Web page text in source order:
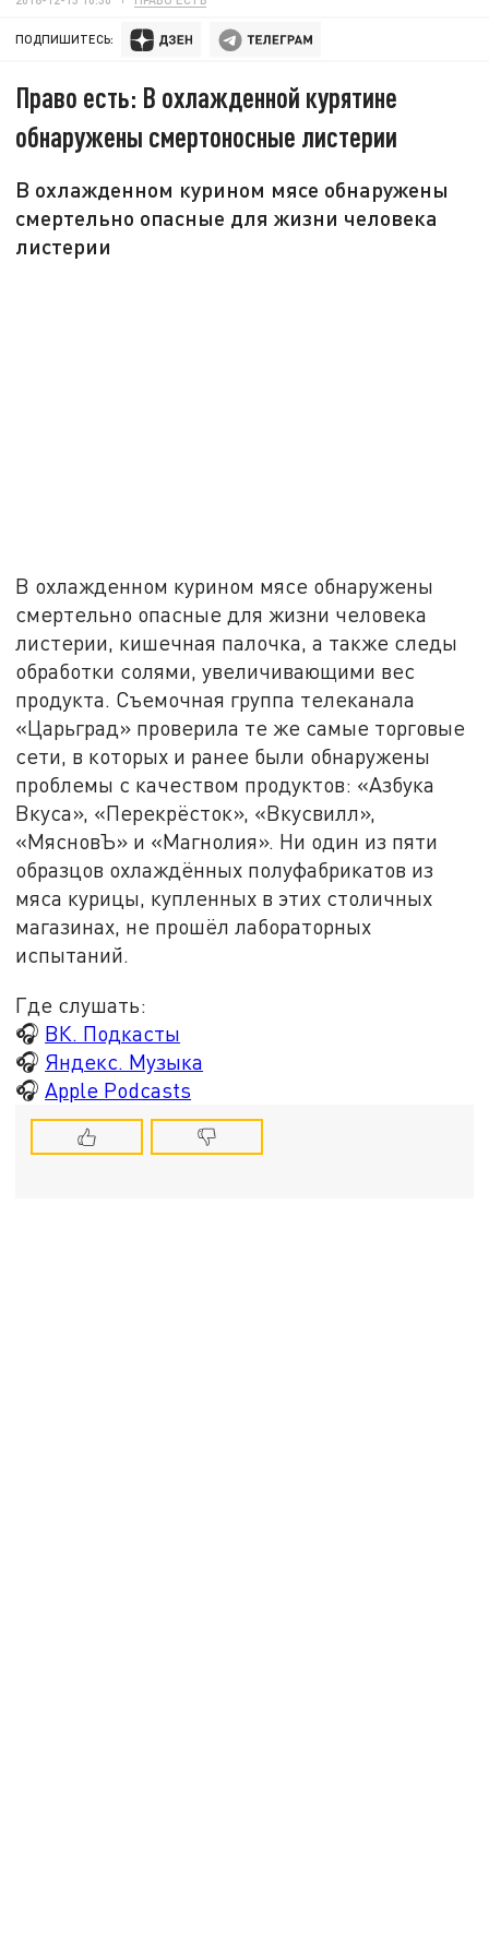
ПОДПИШИТЕСЬ:
Право есть: В охлажденной курятине
обнаружены смертоносные листерии
В охлажденном курином мясе обнаружены
смертельно опасные для жизни человека
листерии
В охлажденном курином мясе обнаружены
смертельно опасные для жизни человека
листерии, кишечная палочка, а также следы
обработки солями, увеличивающими вес
продукта. Съемочная группа телеканала
«Царьград» проверила те же самые торговые
сети, в которых и ранее были обнаружены
проблемы с качеством продуктов: «Азбука
Вкуса», «Перекрёсток», «Вкусвилл»,
«МясновЪ» и «Магнолия». Ни один из пяти
образцов охлаждённых полуфабрикатов из
мяса курицы, купленных в этих столичных
магазинах, не прошёл лабораторных
испытаний.
Где слушать:
🎧 ВК. Подкасты
🎧 Яндекс. Музыка
🎧Apple Podcasts